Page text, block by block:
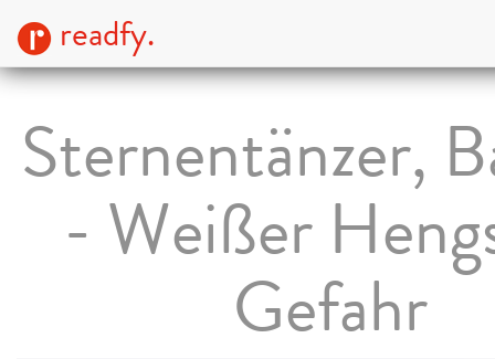
readfy.
Sternentänzer,
- Weißer
Gefahr